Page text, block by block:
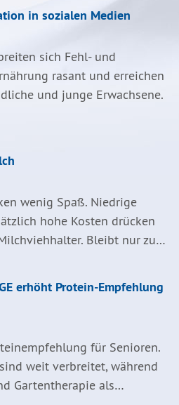
in sozialen Medien
sich Fehl- und
rasant und erreichen
und junge Erwachsene.
wenig Spaß. Niedrige
hohe Kosten drücken
Bleibt nur zu…
erhöht Protein-Empfehlung
für Senioren.
weit verbreitet, während
Gartentherapie als…